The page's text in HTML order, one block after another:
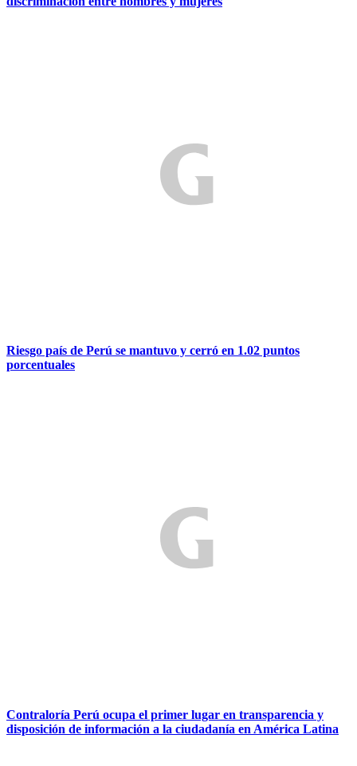
Riesgo país de Perú se mantuvo y cerró en 1.02 puntos
porcentuales
Contraloría Perú ocupa el primer lugar en transparencia y
disposición de información a la ciudadanía en América Latina